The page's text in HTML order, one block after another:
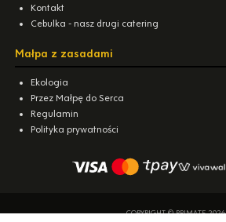
Kontakt
Cebulka - nasz drugi catering
Małpa z zasadami
Ekologia
Przez Małpę do Serca
Regulamin
Polityka prywatności
COPYRIGHT © PRIMATE 2026